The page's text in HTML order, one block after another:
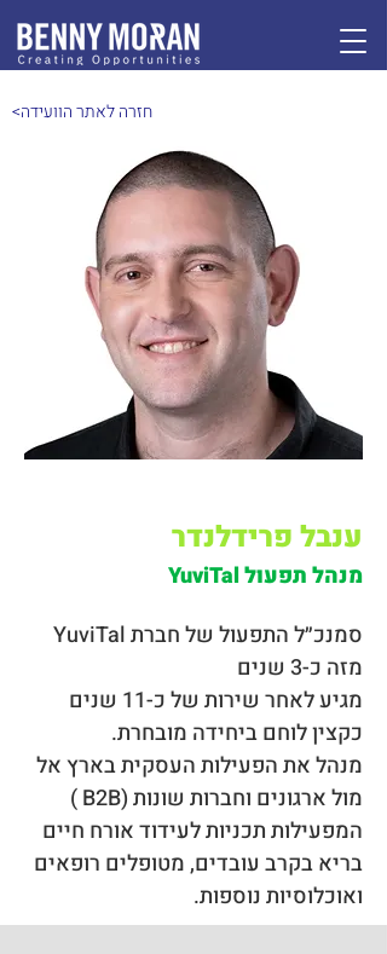
<חזרה לאתר הוועידה
ענבל פרידלנדר
מנהל תפעול YuviTal
מזה כ-3 שנים
מגיע לאחר שירות של כ-11 שנים
כקצין לוחם ביחידה מובחרת.
מנהל את הפעילות העסקית בארץ אל
מול ארגונים וחברות שונות (B2B )
המפעילות תכניות לעידוד אורח חיים
בריא בקרב עובדים, מטופלים רופאים
ואוכלוסיות נוספות.